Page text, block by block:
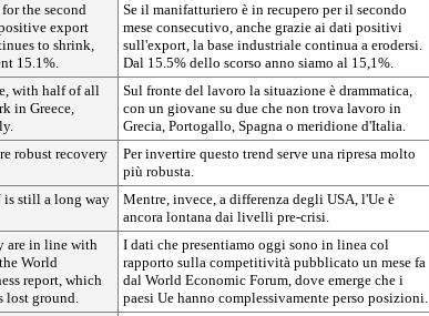
the second
export
to shrink,
15.1%.
Se il manifatturiero è in recupero per il secondo
mese consecutivo, anche grazie ai dati positivi
sull'export, la base industriale continua a erodersi.
Dal 15.5% dello scorso anno siamo al 15,1%.
with half of all
in Greece,
Sul fronte del lavoro la situazione è drammatica,
con un giovane su due che non trova lavoro in
Grecia, Portogallo, Spagna o meridione d'Italia.
robust recovery
Per invertire questo trend serve una ripresa molto
più robusta.
is still a long way
Mentre, invece, a differenza degli USA, l'Ue è
ancora lontana dai livelli pre-crisi.
are in line with
World
report, which
lost ground.
I dati che presentiamo oggi sono in linea col
rapporto sulla competitività pubblicato un mese fa
dal World Economic Forum, dove emerge che i
paesi Ue hanno complessivamente perso posizioni.